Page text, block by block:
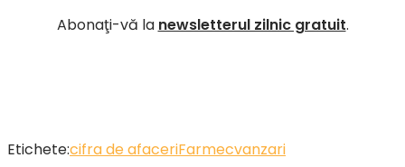
Abonaţi-vă la newsletterul zilnic gratuit.
Etichete:cifra de afaceriFarmecvanzari